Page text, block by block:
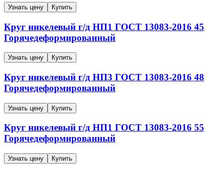
Узнать цену Купить
Круг никелевый г/д НП1 ГОСТ 13083-2016 45
Горячедеформированный
Узнать цену Купить
Круг никелевый г/д НП3 ГОСТ 13083-2016 48
Горячедеформированный
Узнать цену Купить
Круг никелевый г/д НП1 ГОСТ 13083-2016 55
Горячедеформированный
Узнать цену Купить